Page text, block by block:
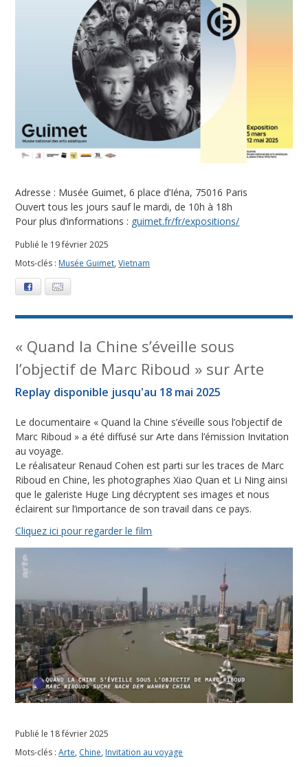
Adresse : Musée Guimet, 6 place d’Iéna, 75016 Paris
Ouvert tous les jours sauf le mardi, de 10h à 18h
Pour plus d’informations : guimet.fr/fr/expositions/
Publié le 19 février 2025
Mots-clés : Musée Guimet,Vietnam
Facebook
« Quand la Chine s’éveille sous
l’objectif de Marc Riboud » sur Arte
Replay disponible jusqu'au 18 mai 2025
Le documentaire « Quand la Chine s’éveille sous l’objectif de
Marc Riboud » a été diffusé sur Arte dans l’émission Invitation
au voyage.
Le réalisateur Renaud Cohen est parti sur les traces de Marc
Riboud en Chine, les photographes Xiao Quan et Li Ning ainsi
que le galeriste Huge Ling décryptent ses images et nous
éclairent sur l’importance de son travail dans ce pays.
Cliquez ici pour regarder le film
Publié le 18 février 2025
Mots-clés :Arte, Chine, Invitation au voyage